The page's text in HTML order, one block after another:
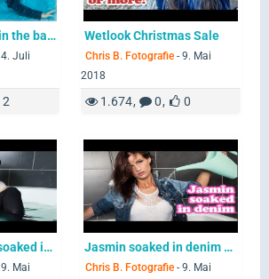
Jeans and heels in the bathtub
4. Juli
2
Wetlook Christmas Sale
Chris B. Fotografie - 9. Mai
2018
1.674 0 0
Wetlook - Karen soaked in her Jeans
9. Mai
Jasmin soaked in denim - #Wetlook
Chris B. Fotografie - 9. Mai